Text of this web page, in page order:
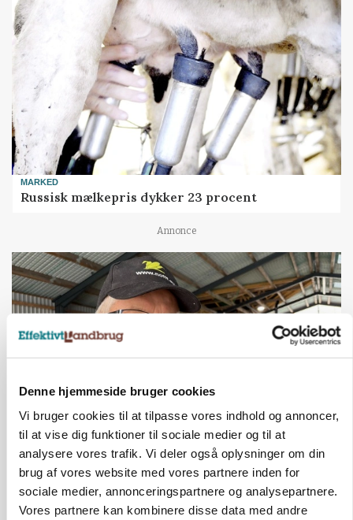
Denne hjemmeside bruger cookies
Vi bruger cookies til at tilpasse vores indhold og annoncer,
til at vise dig funktioner til sociale medier og til at
analysere vores trafik. Vi deler også oplysninger om din
brug af vores website med vores partnere inden for
sociale medier, annonceringspartnere og analysepartnere.
Vores partnere kan kombinere disse data med andre
MARKED
Russisk mælkepris dykker 23 procent
Annonce
»Nu stopper I«: Landbrugsdebattør og
protestgruppe vil demonstrere mod ny
gødskningslov